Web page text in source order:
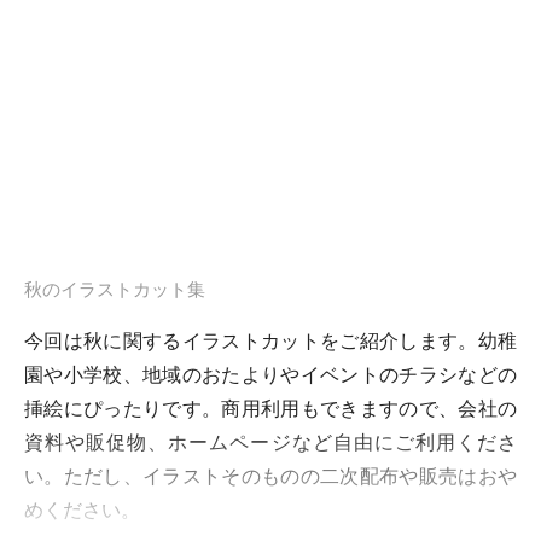
秋のイラストカット集
今回は秋に関するイラストカットをご紹介します。幼稚
園や小学校、地域のおたよりやイベントのチラシなどの
挿絵にぴったりです。商用利用もできますので、会社の
資料や販促物、ホームページなど自由にご利用くださ
い。ただし、イラストそのものの二次配布や販売はおや
めください。